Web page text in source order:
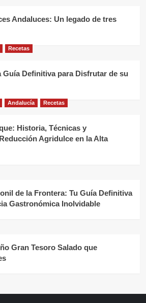
Andaluces: Un legado de tres
Recetas
Guía Definitiva para Disfrutar de su
Andalucía Recetas
Historia, Técnicas y
Agridulce en la Alta
de la Frontera: Tu Guía Definitiva
Gastronómica Inolvidable
Gran Tesoro Salado que